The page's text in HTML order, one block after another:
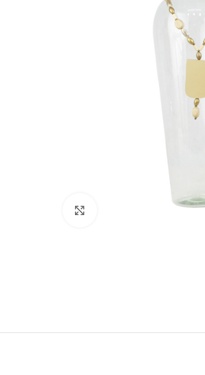
Clique para ampliar